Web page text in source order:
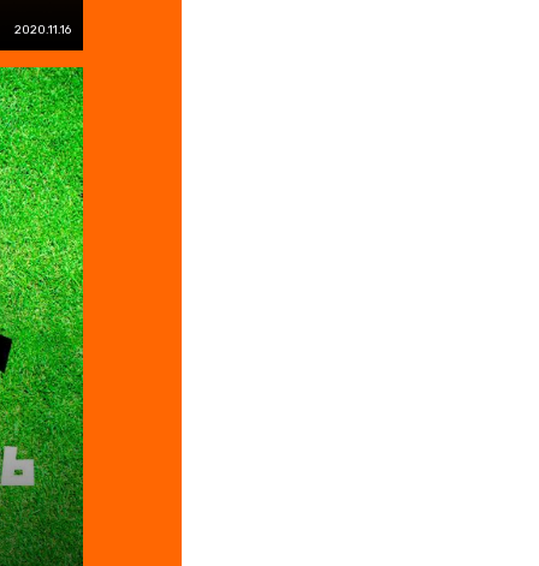
2020.11.16